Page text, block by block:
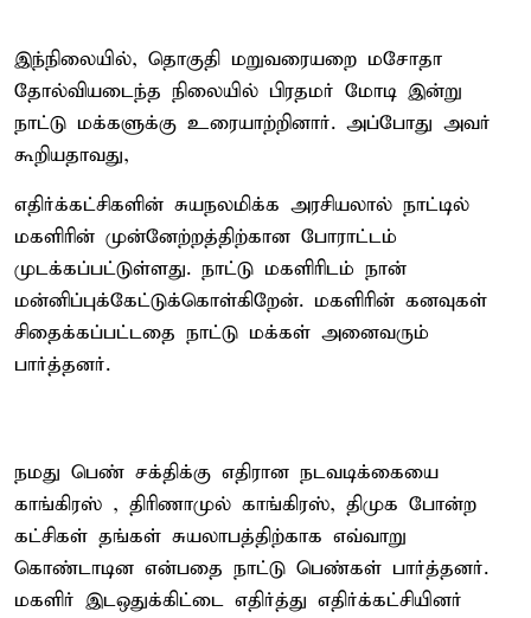
இந்நிலையில், தொகுதி மறுவரையறை மசோதா
தோல்வியடைந்த நிலையில் பிரதமர் மோடி இன்று
நாட்டு மக்களுக்கு உரையாற்றினார். அப்போது அவர்
கூறியதாவது,
எதிர்க்கட்சிகளின் சுயநலமிக்க அரசியலால் நாட்டில்
மகளிரின் முன்னேற்றத்திற்கான போராட்டம்
முடக்கப்பட்டுள்ளது. நாட்டு மகளிரிடம் நான்
மன்னிப்புக்கேட்டுக்கொள்கிறேன். மகளிரின் கனவுகள்
சிதைக்கப்பட்டதை நாட்டு மக்கள் அனைவரும்
பார்த்தனர்.
நமது பெண் சக்திக்கு எதிரான நடவடிக்கையை
காங்கிரஸ் , திரிணாமுல் காங்கிரஸ், திமுக போன்ற
கட்சிகள் தங்கள் சுயலாபத்திற்காக எவ்வாறு
கொண்டாடின என்பதை நாட்டு பெண்கள் பார்த்தனர்.
மகளிர் இடஒதுக்கிட்டை எதிர்த்து எதிர்க்கட்சியினர்